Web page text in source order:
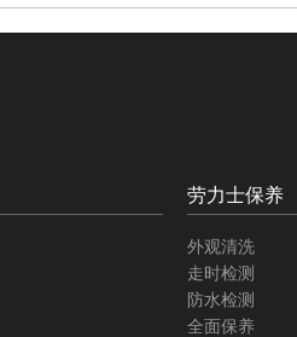
劳力士保养
外观清洗
走时检测
防水检测
全面保养